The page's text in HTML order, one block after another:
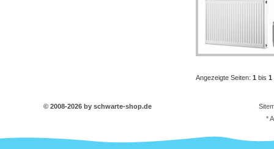
Angezeigte Seiten: 1 bis 1
© 2008-2026 by schwarte-shop.de
*